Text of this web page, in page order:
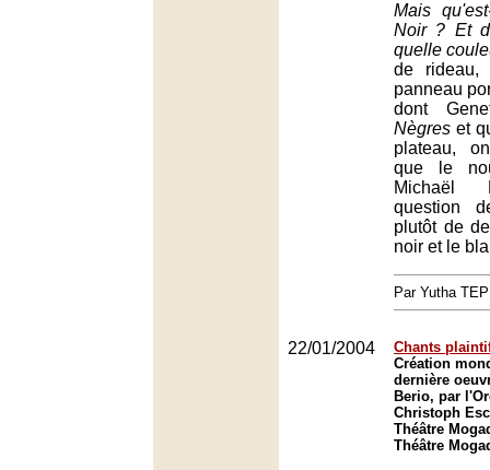
Mais
Noir ? Et
quelle
de rideau,
panneau
dont
Nègres et
plateau,
que le
Michaël
question
plutôt de
noir et le
Par Yutha TEP
22/01/2004
Chants
Création
dernière
Berio, par
Christoph
Théâtre
Théâtre